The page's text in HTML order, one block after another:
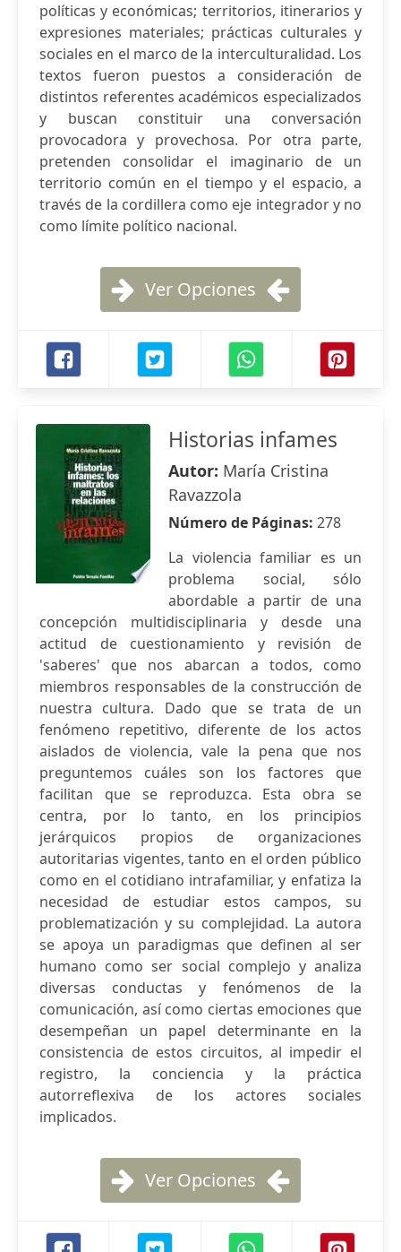
políticas y económicas; territorios, itinerarios y
expresiones materiales; prácticas culturales y
sociales en el marco de la interculturalidad. Los
textos fueron puestos a consideración de
distintos referentes académicos especializados
y buscan constituir una conversación
provocadora y provechosa. Por otra parte,
pretenden consolidar el imaginario de un
territorio común en el tiempo y el espacio, a
través de la cordillera como eje integrador y no
como límite político nacional.
Ver Opciones
Historias infames
Autor: María Cristina
Ravazzola
Número de Páginas: 278
La violencia familiar es un
problema social, sólo
abordable a partir de una
concepción multidisciplinaria y desde una
actitud de cuestionamiento y revisión de
'saberes' que nos abarcan a todos, como
miembros responsables de la construcción de
nuestra cultura. Dado que se trata de un
fenómeno repetitivo, diferente de los actos
aislados de violencia, vale la pena que nos
preguntemos cuáles son los factores que
facilitan que se reproduzca. Esta obra se
centra, por lo tanto, en los principios
jerárquicos propios de organizaciones
autoritarias vigentes, tanto en el orden público
como en el cotidiano intrafamiliar, y enfatiza la
necesidad de estudiar estos campos, su
problematización y su complejidad. La autora
se apoya un paradigmas que definen al ser
humano como ser social complejo y analiza
diversas conductas y fenómenos de la
comunicación, así como ciertas emociones que
desempeñan un papel determinante en la
consistencia de estos circuitos, al impedir el
registro, la conciencia y la práctica
autorreflexiva de los actores sociales
implicados.
Ver Opciones